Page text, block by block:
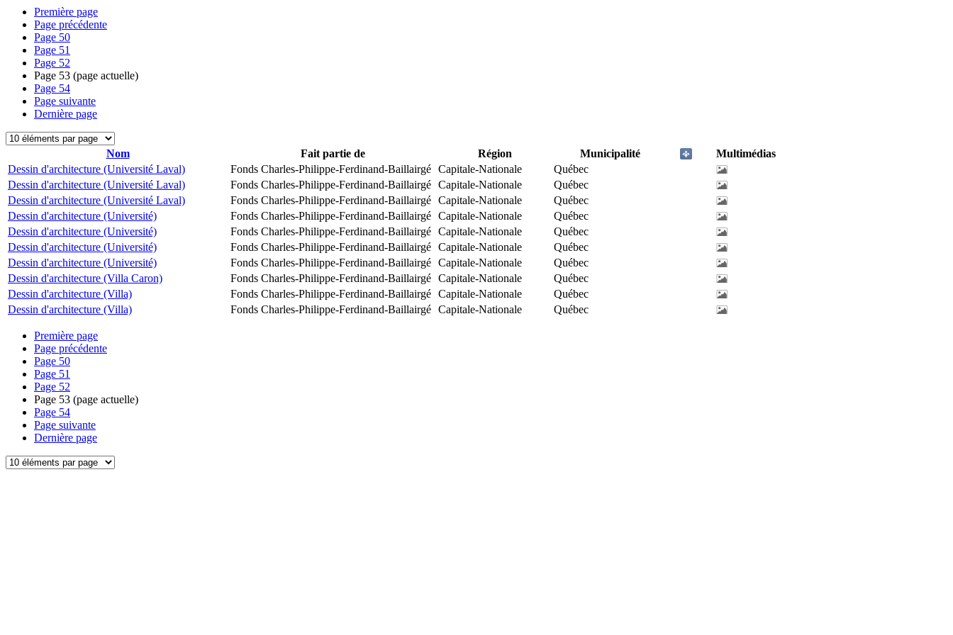
Première page
Page précédente
Page 50
Page 51
Page 52
Page 53 (page actuelle)
Page 54
Page suivante
Dernière page
Nom Fait partie de Région Municipalité
Multimédias
Dessin d'architecture (Université Laval)
Fonds Charles-Philippe-Ferdinand-Baillairgé Capitale-Nationale
Québec
Dessin d'architecture (Université Laval)
Fonds Charles-Philippe-Ferdinand-Baillairgé Capitale-Nationale
Québec
Dessin d'architecture (Université Laval)
Fonds Charles-Philippe-Ferdinand-Baillairgé Capitale-Nationale
Québec
Dessin d'architecture (Université)
Fonds Charles-Philippe-Ferdinand-Baillairgé Capitale-Nationale
Québec
Dessin d'architecture (Université)
Fonds Charles-Philippe-Ferdinand-Baillairgé Capitale-Nationale
Québec
Dessin d'architecture (Université)
Fonds Charles-Philippe-Ferdinand-Baillairgé Capitale-Nationale
Québec
Dessin d'architecture (Université)
Fonds Charles-Philippe-Ferdinand-Baillairgé Capitale-Nationale
Québec
Dessin d'architecture (Villa Caron)
Fonds Charles-Philippe-Ferdinand-Baillairgé Capitale-Nationale
Québec
Dessin d'architecture (Villa)
Fonds Charles-Philippe-Ferdinand-Baillairgé Capitale-Nationale
Québec
Dessin d'architecture (Villa)
Fonds Charles-Philippe-Ferdinand-Baillairgé Capitale-Nationale Québec
Première page
Page précédente
Page 50
Page 51
Page 52
Page 53 (page actuelle)
Page 54
Page suivante
Dernière page